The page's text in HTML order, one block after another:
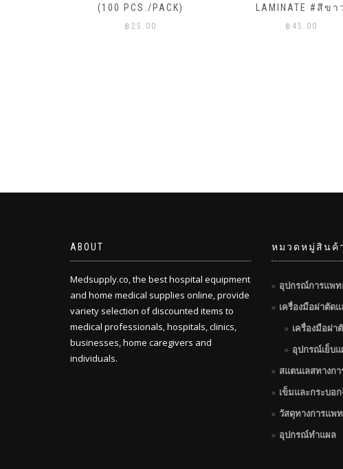
(100 PCS./PACK)
฿ 25.00
LAMINATE #สีขา
฿ 45.00
ABOUT
Medsupply.co, the best hospital equipment
and home medical supplies online, provide
variety selection of discounted items to
medical professionals, hospitals, clinics,
businesses, home caregivers and
individuals.
หมวดหมู่สินค้
อุปกรณ์การแพ
เครื่องมือผ่าตัด
เครื่องมือผ่า
อุปกรณ์เย็บ
สแตนเลสทางก
เข็มและกระบอ
วัสดุทางการแพ
อุปกรณ์ทำแผล